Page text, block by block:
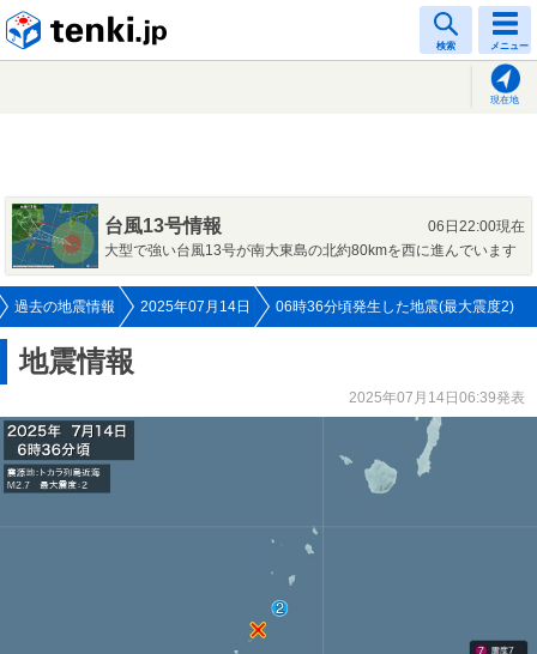
検索 メニュー
現在地
台風13号情報
06日22:00現在
大型で強い台風13号が南大東島の北約80kmを西に進んでいます
過去の地震情報 2025年07月14日 06時36分頃発生した地震(最大震度2)
地震情報
2025年07月14日06:39発表